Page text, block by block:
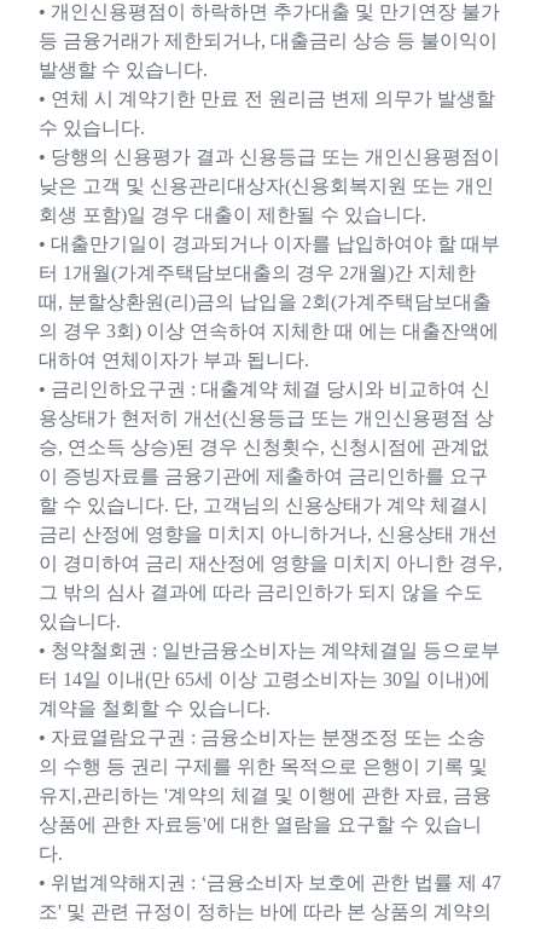
• 개인신용평점이 하락하면 추가대출 및 만기연장 불가
등 금융거래가 제한되거나, 대출금리 상승 등 불이익이
발생할 수 있습니다.
• 연체 시 계약기한 만료 전 원리금 변제 의무가 발생할
수 있습니다.
• 당행의 신용평가 결과 신용등급 또는 개인신용평점이
낮은 고객 및 신용관리대상자(신용회복지원 또는 개인
회생 포함)일 경우 대출이 제한될 수 있습니다.
• 대출만기일이 경과되거나 이자를 납입하여야 할 때부
터 1개월(가계주택담보대출의 경우 2개월)간 지체한
때, 분할상환원(리)금의 납입을 2회(가계주택담보대출
의 경우 3회) 이상 연속하여 지체한 때 에는 대출잔액에
대하여 연체이자가 부과 됩니다.
• 금리인하요구권 : 대출계약 체결 당시와 비교하여 신
용상태가 현저히 개선(신용등급 또는 개인신용평점 상
승, 연소득 상승)된 경우 신청횟수, 신청시점에 관계없
이 증빙자료를 금융기관에 제출하여 금리인하를 요구
할 수 있습니다. 단, 고객님의 신용상태가 계약 체결시
금리 산정에 영향을 미치지 아니하거나, 신용상태 개선
이 경미하여 금리 재산정에 영향을 미치지 아니한 경우,
그 밖의 심사 결과에 따라 금리인하가 되지 않을 수도
있습니다.
• 청약철회권 : 일반금융소비자는 계약체결일 등으로부
터 14일 이내(만 65세 이상 고령소비자는 30일 이내)에
계약을 철회할 수 있습니다.
• 자료열람요구권 : 금융소비자는 분쟁조정 또는 소송
의 수행 등 권리 구제를 위한 목적으로 은행이 기록 및
유지,관리하는 '계약의 체결 및 이행에 관한 자료, 금융
상품에 관한 자료등'에 대한 열람을 요구할 수 있습니
다.
• 위법계약해지권 : ‘금융소비자 보호에 관한 법률 제 47
조' 및 관련 규정이 정하는 바에 따라 본 상품의 계약의